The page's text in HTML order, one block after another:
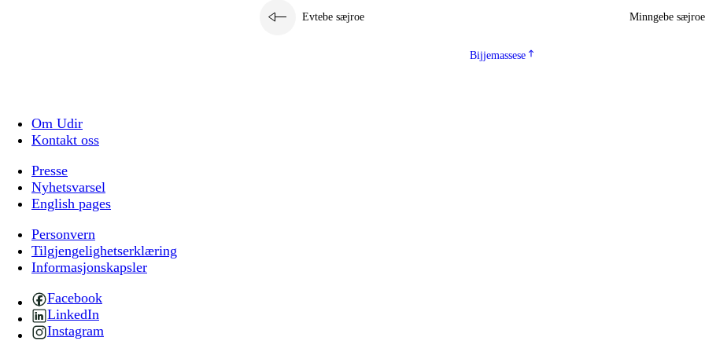
Evtebe sæjroe Minngebe sæjroe
Bijjemassese
Om Udir
Kontakt oss
Presse
Nyhetsvarsel
English pages
Personvern
Tilgjengelighetserklæring
Informasjonskapsler
Facebook
LinkedIn
Instagram